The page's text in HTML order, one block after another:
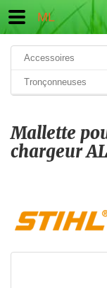
ML
Accessoires
Tronçonneuses
Mallette
chargeur